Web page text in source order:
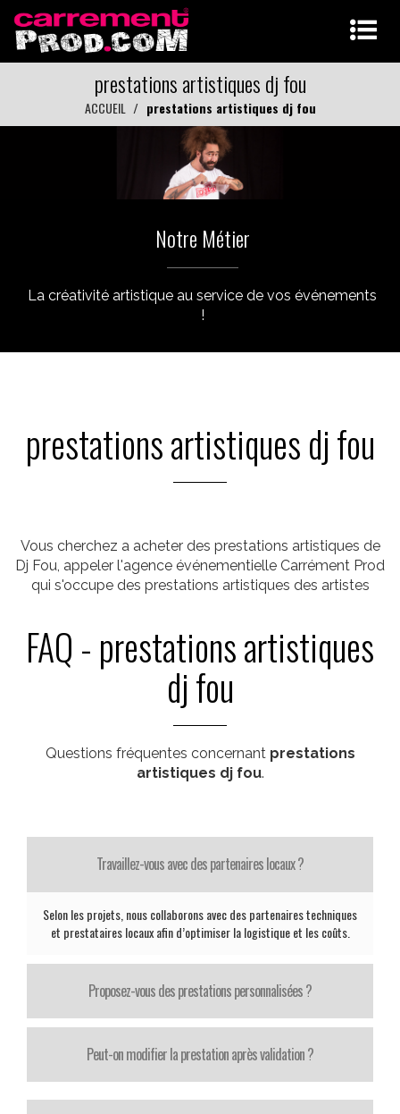
prestations artistiques dj fou
ACCUEIL prestations artistiques dj fou
Notre Métier
La créativité artistique au service de vos événements
!
prestations artistiques dj fou
Vous cherchez a acheter des prestations artistiques de
Dj Fou, appeler l'agence événementielle Carrément Prod
qui s'occupe des prestations artistiques des artistes
FAQ - prestations artistiques
dj fou
Questions fréquentes concernant prestations
artistiques dj fou.
Travaillez-vous avec des partenaires locaux ?
Selon les projets, nous collaborons avec des partenaires techniques
et prestataires locaux afin d’optimiser la logistique et les coûts.
Proposez-vous des prestations personnalisées ?
Peut-on modifier la prestation après validation ?